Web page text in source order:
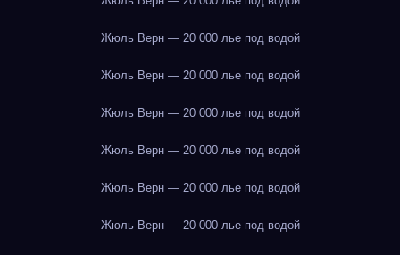
Жюль Верн — 20 000 лье под водой
Жюль Верн — 20 000 лье под водой
Жюль Верн — 20 000 лье под водой
Жюль Верн — 20 000 лье под водой
Жюль Верн — 20 000 лье под водой
Жюль Верн — 20 000 лье под водой